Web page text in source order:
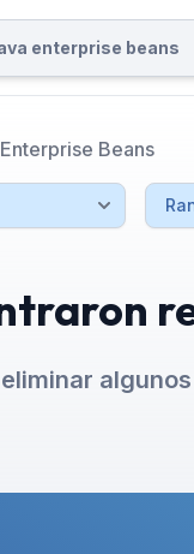
Beans